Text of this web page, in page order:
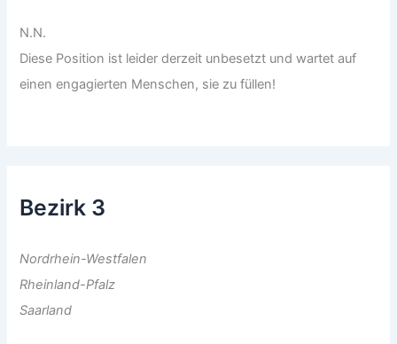
N.N.
Diese Position ist leider derzeit unbesetzt und wartet auf
einen engagierten Menschen, sie zu füllen!
Bezirk 3
Nordrhein-Westfalen
Rheinland-Pfalz
Saarland